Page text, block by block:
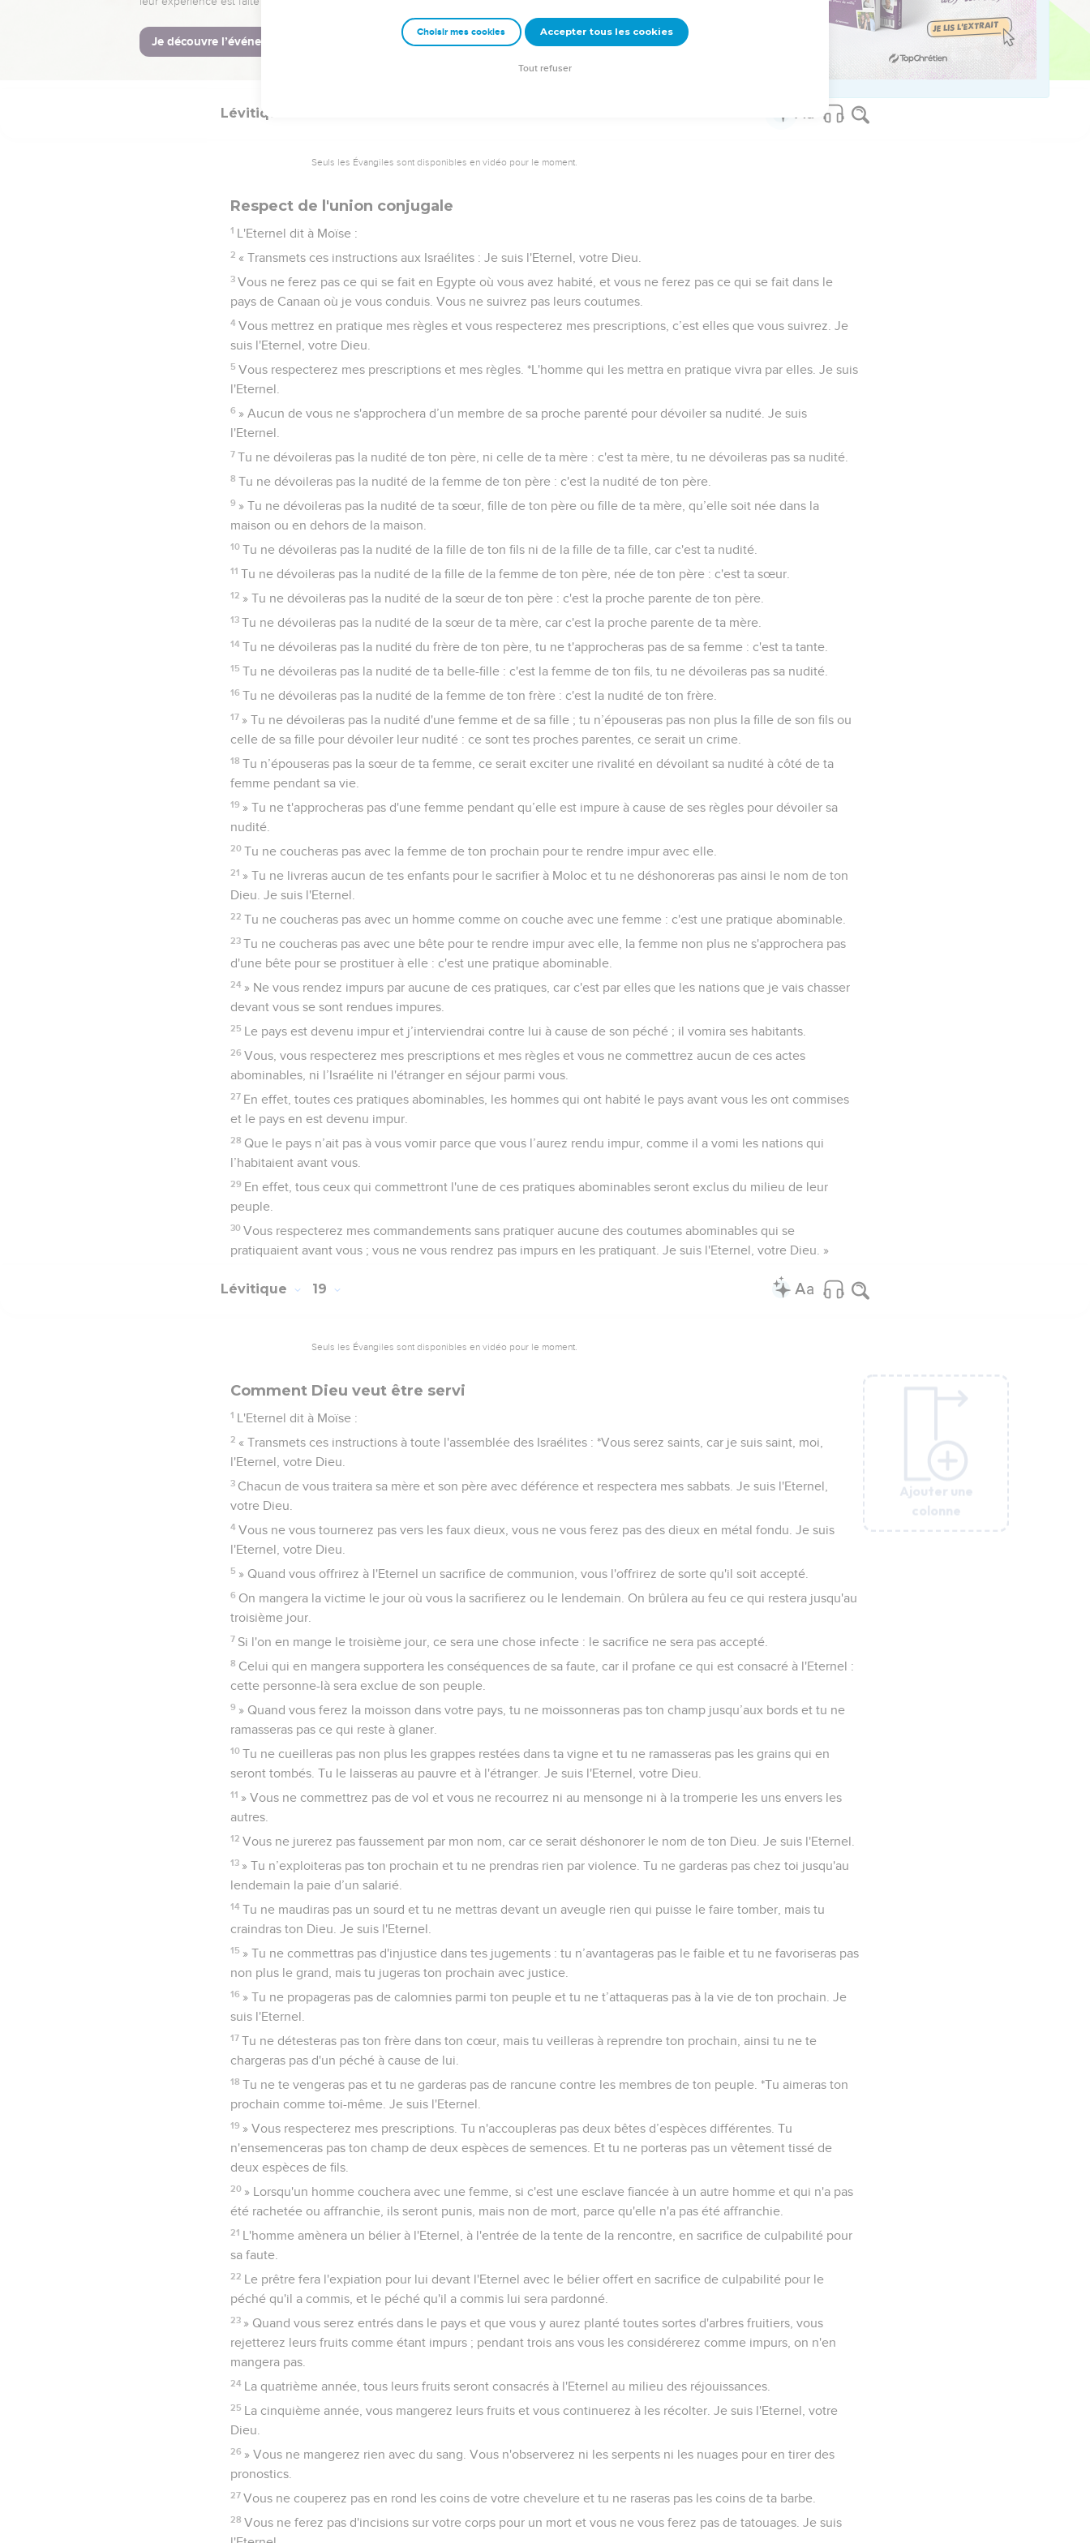
» Toute personne, qu’elle soit israélite ou étrangère, qui aura mangé d'une bête trouvée morte ou
déchiquetée lavera ses vêtements, se lavera dans l'eau et sera impure jusqu'au soir ; puis elle sera pure.
Si elle ne lave pas ses vêtements et son corps, elle supportera les conséquences de sa faute. »
Ajouter une
colonne
Lévitique
Seuls les Évangiles sont disponibles en vidéo pour le moment.
Respect de l'union conjugale
1 L'Eternel dit à Moïse :
2 « Transmets ces instructions aux Israélites : Je suis l'Eternel, votre Dieu.
3 Vous ne ferez pas ce qui se fait en Egypte où vous avez habité, et vous ne ferez pas ce qui se fait dans le
pays de Canaan où je vous conduis. Vous ne suivrez pas leurs coutumes.
4 Vous mettrez en pratique mes règles et vous respecterez mes prescriptions, c’est elles que vous suivrez. Je
suis l'Eternel, votre Dieu.
5 Vous respecterez mes prescriptions et mes règles. *L'homme qui les mettra en pratique vivra par elles. Je suis
l'Eternel.
6 » Aucun de vous ne s'approchera d’un membre de sa proche parenté pour dévoiler sa nudité. Je suis
l'Eternel.
7 Tu ne dévoileras pas la nudité de ton père, ni celle de ta mère : c'est ta mère, tu ne dévoileras pas sa nudité.
8 Tu ne dévoileras pas la nudité de la femme de ton père : c'est la nudité de ton père.
9 » Tu ne dévoileras pas la nudité de ta sœur, fille de ton père ou fille de ta mère, qu’elle soit née dans la
maison ou en dehors de la maison.
10 Tu ne dévoileras pas la nudité de la fille de ton fils ni de la fille de ta fille, car c'est ta nudité.
11 Tu ne dévoileras pas la nudité de la fille de la femme de ton père, née de ton père : c'est ta sœur.
12 » Tu ne dévoileras pas la nudité de la sœur de ton père : c'est la proche parente de ton père.
13 Tu ne dévoileras pas la nudité de la sœur de ta mère, car c'est la proche parente de ta mère.
14 Tu ne dévoileras pas la nudité du frère de ton père, tu ne t'approcheras pas de sa femme : c'est ta tante.
15 Tu ne dévoileras pas la nudité de ta belle-fille : c'est la femme de ton fils, tu ne dévoileras pas sa nudité.
16 Tu ne dévoileras pas la nudité de la femme de ton frère : c'est la nudité de ton frère.
17 » Tu ne dévoileras pas la nudité d'une femme et de sa fille ; tu n’épouseras pas non plus la fille de son fils ou
celle de sa fille pour dévoiler leur nudité : ce sont tes proches parentes, ce serait un crime.
18 Tu n’épouseras pas la sœur de ta femme, ce serait exciter une rivalité en dévoilant sa nudité à côté de ta
femme pendant sa vie.
19 » Tu ne t'approcheras pas d'une femme pendant qu’elle est impure à cause de ses règles pour dévoiler sa
nudité.
20 Tu ne coucheras pas avec la femme de ton prochain pour te rendre impur avec elle.
21 » Tu ne livreras aucun de tes enfants pour le sacrifier à Moloc et tu ne déshonoreras pas ainsi le nom de ton
Dieu. Je suis l'Eternel.
22 Tu ne coucheras pas avec un homme comme on couche avec une femme : c'est une pratique abominable.
23 Tu ne coucheras pas avec une bête pour te rendre impur avec elle, la femme non plus ne s'approchera pas
d'une bête pour se prostituer à elle : c'est une pratique abominable.
24 » Ne vous rendez impurs par aucune de ces pratiques, car c'est par elles que les nations que je vais chasser
devant vous se sont rendues impures.
25 Le pays est devenu impur et j’interviendrai contre lui à cause de son péché ; il vomira ses habitants.
26 Vous, vous respecterez mes prescriptions et mes règles et vous ne commettrez aucun de ces actes
abominables, ni l’Israélite ni l'étranger en séjour parmi vous.
27 En effet, toutes ces pratiques abominables, les hommes qui ont habité le pays avant vous les ont commises
et le pays en est devenu impur.
28 Que le pays n’ait pas à vous vomir parce que vous l’aurez rendu impur, comme il a vomi les nations qui
l’habitaient avant vous.
29 En effet, tous ceux qui commettront l'une de ces pratiques abominables seront exclus du milieu de leur
peuple.
30 Vous respecterez mes commandements sans pratiquer aucune des coutumes abominables qui se
pratiquaient avant vous ; vous ne vous rendrez pas impurs en les pratiquant. Je suis l'Eternel, votre Dieu. »
Ajouter une
colonne
Lévitique 19
Seuls les Évangiles sont disponibles en vidéo pour le moment.
Comment Dieu veut être servi
1 L'Eternel dit à Moïse :
2 « Transmets ces instructions à toute l'assemblée des Israélites : *Vous serez saints, car je suis saint, moi,
l'Eternel, votre Dieu.
3 Chacun de vous traitera sa mère et son père avec déférence et respectera mes sabbats. Je suis l'Eternel,
votre Dieu.
4 Vous ne vous tournerez pas vers les faux dieux, vous ne vous ferez pas des dieux en métal fondu. Je suis
l'Eternel, votre Dieu.
5 » Quand vous offrirez à l'Eternel un sacrifice de communion, vous l'offrirez de sorte qu'il soit accepté.
6 On mangera la victime le jour où vous la sacrifierez ou le lendemain. On brûlera au feu ce qui restera jusqu'au
troisième jour.
7 Si l'on en mange le troisième jour, ce sera une chose infecte : le sacrifice ne sera pas accepté.
8 Celui qui en mangera supportera les conséquences de sa faute, car il profane ce qui est consacré à l'Eternel :
cette personne-là sera exclue de son peuple.
9 » Quand vous ferez la moisson dans votre pays, tu ne moissonneras pas ton champ jusqu’aux bords et tu ne
ramasseras pas ce qui reste à glaner.
10 Tu ne cueilleras pas non plus les grappes restées dans ta vigne et tu ne ramasseras pas les grains qui en
seront tombés. Tu le laisseras au pauvre et à l'étranger. Je suis l'Eternel, votre Dieu.
11 » Vous ne commettrez pas de vol et vous ne recourrez ni au mensonge ni à la tromperie les uns envers les
autres.
12 Vous ne jurerez pas faussement par mon nom, car ce serait déshonorer le nom de ton Dieu. Je suis l'Eternel.
13 » Tu n’exploiteras pas ton prochain et tu ne prendras rien par violence. Tu ne garderas pas chez toi jusqu'au
lendemain la paie d’un salarié.
14 Tu ne maudiras pas un sourd et tu ne mettras devant un aveugle rien qui puisse le faire tomber, mais tu
craindras ton Dieu. Je suis l'Eternel.
15 » Tu ne commettras pas d'injustice dans tes jugements : tu n’avantageras pas le faible et tu ne favoriseras pas
non plus le grand, mais tu jugeras ton prochain avec justice.
16 » Tu ne propageras pas de calomnies parmi ton peuple et tu ne t’attaqueras pas à la vie de ton prochain. Je
suis l'Eternel.
17 Tu ne détesteras pas ton frère dans ton cœur, mais tu veilleras à reprendre ton prochain, ainsi tu ne te
chargeras pas d'un péché à cause de lui.
18 Tu ne te vengeras pas et tu ne garderas pas de rancune contre les membres de ton peuple. *Tu aimeras ton
prochain comme toi-même. Je suis l'Eternel.
19 » Vous respecterez mes prescriptions. Tu n'accoupleras pas deux bêtes d’espèces différentes. Tu
n'ensemenceras pas ton champ de deux espèces de semences. Et tu ne porteras pas un vêtement tissé de
deux espèces de fils.
20 » Lorsqu'un homme couchera avec une femme, si c'est une esclave fiancée à un autre homme et qui n'a pas
été rachetée ou affranchie, ils seront punis, mais non de mort, parce qu'elle n'a pas été affranchie.
21 L'homme amènera un bélier à l'Eternel, à l'entrée de la tente de la rencontre, en sacrifice de culpabilité pour
sa faute.
22 Le prêtre fera l'expiation pour lui devant l'Eternel avec le bélier offert en sacrifice de culpabilité pour le
péché qu'il a commis, et le péché qu'il a commis lui sera pardonné.
23 » Quand vous serez entrés dans le pays et que vous y aurez planté toutes sortes d'arbres fruitiers, vous
rejetterez leurs fruits comme étant impurs ; pendant trois ans vous les considérerez comme impurs, on n'en
mangera pas.
24 La quatrième année, tous leurs fruits seront consacrés à l'Eternel au milieu des réjouissances.
25 La cinquième année, vous mangerez leurs fruits et vous continuerez à les récolter. Je suis l'Eternel, votre
Dieu.
26 » Vous ne mangerez rien avec du sang. Vous n'observerez ni les serpents ni les nuages pour en tirer des
pronostics.
27 Vous ne couperez pas en rond les coins de votre chevelure et tu ne raseras pas les coins de ta barbe.
28 Vous ne ferez pas d'incisions sur votre corps pour un mort et vous ne vous ferez pas de tatouages. Je suis
Ajouter une
colonne
Ajouter une
colonne
Ajouter une
colonne
Ajouter une
colonne
Choisir mes cookies Accepter tous les cookies
Tout refuser